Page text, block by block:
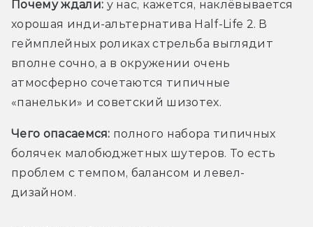
Почему ждали: у нас, кажется, наклёвывается
хорошая инди-альтернатива Half-Life 2. В
геймплейных роликах стрельба выглядит
вполне сочно, а в окружении очень
атмосферно сочетаются типичные
«панельки» и советский шизотех.
Чего опасаемся: полного набора типичных
болячек малобюджетных шутеров. То есть
проблем с темпом, балансом и левел-
дизайном.